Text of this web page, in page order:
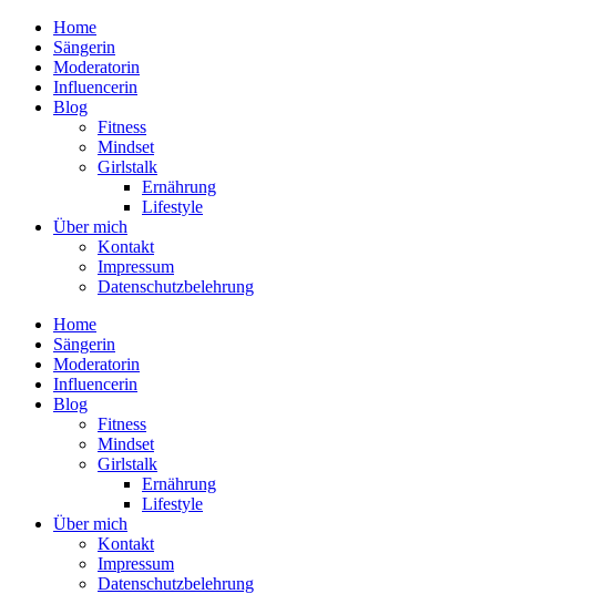
Home
Sängerin
Moderatorin
Influencerin
Blog
Fitness
Mindset
Girlstalk
Ernährung
Lifestyle
Über mich
Kontakt
Impressum
Datenschutzbelehrung
Home
Sängerin
Moderatorin
Influencerin
Blog
Fitness
Mindset
Girlstalk
Ernährung
Lifestyle
Über mich
Kontakt
Impressum
Datenschutzbelehrung